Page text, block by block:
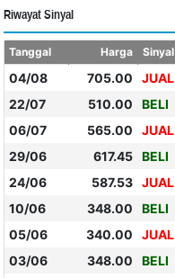
Riwayat Sinyal
Tanggal Harga Sinyal
04/08 705.00 JUAL
22/07
510.00 BELI
06/07
565.00 JUAL
29/06
617.45 BELI
24/06
587.53 JUAL
10/06
348.00 BELI
05/06
340.00 JUAL
03/06
348.00 BELI